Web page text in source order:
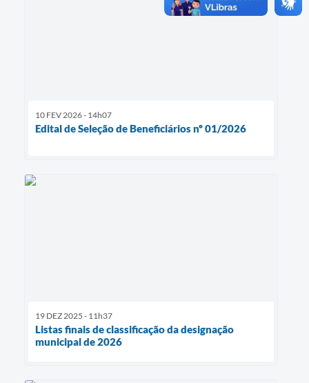
10 FEV 2026 - 14h07
Edital de Seleção de Beneficiários nº 01/2026
19 DEZ 2025 - 11h37
Listas finais de classificação da designação
municipal de 2026